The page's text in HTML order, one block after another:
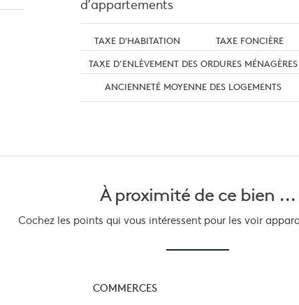
d'appartements
TAXE D'HABITATION TAXE FONCIÈRE
TAXE D’ENLÈVEMENT DES ORDURES MÉNAGÈRES
ANCIENNETÉ MOYENNE DES LOGEMENTS
À proximité de ce bien ...
Cochez les points qui vous intéressent pour les voir
COMMERCES